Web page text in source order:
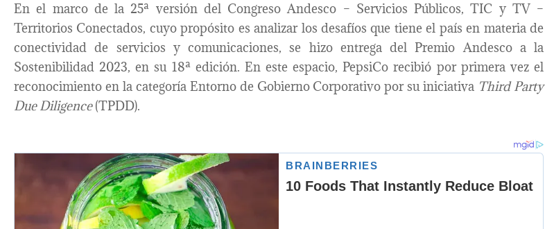
En el marco de la 25ª versión del Congreso Andesco – Servicios Públicos, TIC y TV –
Territorios Conectados, cuyo propósito es analizar los desafíos que tiene el país en materia de
conectividad de servicios y comunicaciones, se hizo entrega del Premio Andesco a la
Sostenibilidad 2023, en su 18ª edición. En este espacio, PepsiCo recibió por primera vez el
reconocimiento en la categoría Entorno de Gobierno Corporativo por su iniciativa Third Party
Due Diligence(TPDD).